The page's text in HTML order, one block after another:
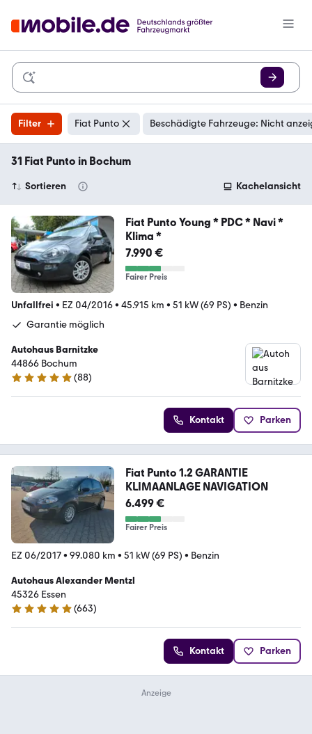
Filter Fiat Punto Beschädigte Fahrzeuge: Nicht
31 Fiat Punto in Bochum
Sortieren Kachelansicht
Fiat Punto Young * PDC * Navi *
Klima *
7.990 €
Fairer Preis
Unfallfrei • EZ 04/2016• 45.915 km • 51 kW (69 PS) • Benzin
Garantie möglich
Autohaus Barnitzke
44866 Bochum
4.8 Sterne
(88)
Kontakt Parken
Fiat Punto 1.2 GARANTIE
KLIMAANLAGE NAVIGATION
6.499 €
Fairer Preis
EZ 06/2017• 99.080 km • 51 kW (69 PS) • Benzin
Autohaus Alexander Mentzl
45326 Essen
4.9 Sterne
(663)
Kontakt Parken